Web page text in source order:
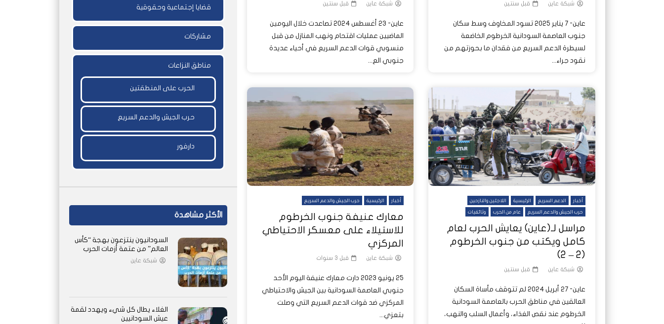
شبكة عاين قبل سنتين
عاين- 7 يناير 2025 تسود المخاوف وسط سكان
جنوب العاصمة السودانية الخرطوم الخاضعة
لسيطرة الدعم السريع من فقدان ما بحوزتهم من
نقود جراء...
شبكة عاين قبل سنتين
عاين- 23 أغسطس 2024 تصاعدت خلال اليومين
الماضيين عمليات اقتحام ونهب المنازل من قبل
منسوبي قوات الدعم السريع في أحياء عديدة
جنوبي الع...
أخبار الدعم السريع الرئيسية اللاجئين والنازحين
حرب الجيش والدعم السريع عام من الحرب وثائقيات
مراسل لـ(عاين) يعايش الحرب لعام
كامل ويكتب من جنوب الخرطوم
(2 – 2)
شبكة عاين قبل سنتين
عاين- 27 أبريل 2024 لم تتوقف مأساة السكان
العالقين في مناطق الحرب بالعاصمة السودانية
الخرطوم عند نقص الغذاء، وأعمال السلب والنهب،
أخبار الرئيسية حرب الجيش والدعم السريع
معارك عنيفة جنوب الخرطوم
للاستيلاء على معسكر الاحتياطي
المركزي
شبكة عاين قبل 3 سنوات
25 يونيو 2023 دارت معارك عنيفة اليوم الأحد
جنوبي العاصمة السودانية بين الجيش والاحتياطي
المركزي ضد قوات الدعم السريع التي وصلت
بتعزي...
قضايا إجتماعية وحقوقية
مشاركات
مناطق النزاعات
الحرب على المنطقتين
حرب الجيش والدعم السريع
دارفور
الأكثر مشاهدة
السودانيون ينتزعون بهجة “كأس
العالم” من عتمة أزمات الحرب
شبكة عاين
الغلاء يطال كل شيء ويهدد لقمة
عيش السودانيين